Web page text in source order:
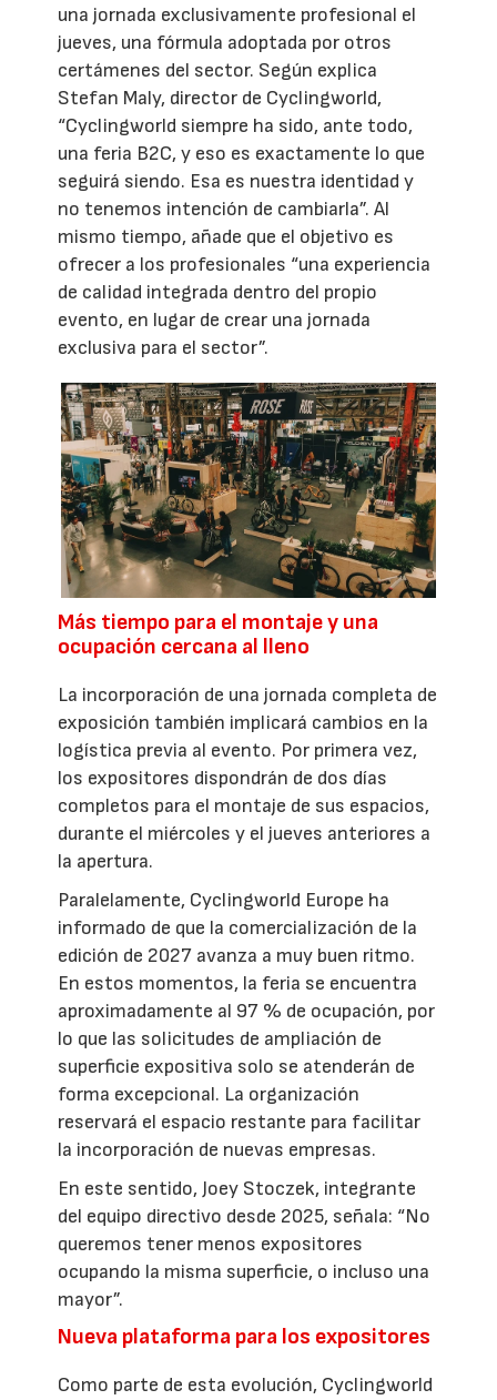
una jornada exclusivamente profesional el
jueves, una fórmula adoptada por otros
certámenes del sector. Según explica
Stefan Maly, director de Cyclingworld,
“Cyclingworld siempre ha sido, ante todo,
una feria B2C, y eso es exactamente lo que
seguirá siendo. Esa es nuestra identidad y
no tenemos intención de cambiarla”. Al
mismo tiempo, añade que el objetivo es
ofrecer a los profesionales “una experiencia
de calidad integrada dentro del propio
evento, en lugar de crear una jornada
exclusiva para el sector”.
Más tiempo para el montaje y una
ocupación cercana al lleno
La incorporación de una jornada completa de
exposición también implicará cambios en la
logística previa al evento. Por primera vez,
los expositores dispondrán de dos días
completos para el montaje de sus espacios,
durante el miércoles y el jueves anteriores a
la apertura.
Paralelamente, Cyclingworld Europe ha
informado de que la comercialización de la
edición de 2027 avanza a muy buen ritmo.
En estos momentos, la feria se encuentra
aproximadamente al 97 % de ocupación, por
lo que las solicitudes de ampliación de
superficie expositiva solo se atenderán de
forma excepcional. La organización
reservará el espacio restante para facilitar
la incorporación de nuevas empresas.
En este sentido, Joey Stoczek, integrante
del equipo directivo desde 2025, señala: “No
queremos tener menos expositores
ocupando la misma superficie, o incluso una
mayor”.
Nueva plataforma para los expositores
Como parte de esta evolución, Cyclingworld